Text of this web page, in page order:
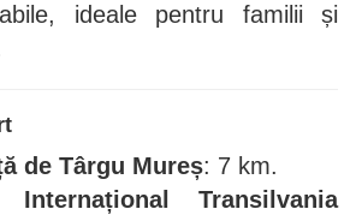
ideale pentru familii și
de Târgu Mureș: 7 km.
Internațional Transilvania